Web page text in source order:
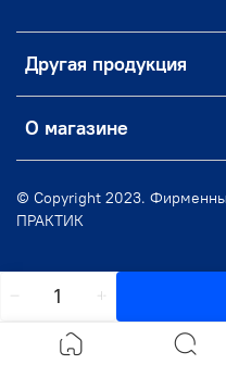
Другая продукция
О магазине
© Copyright 2023.
ПРАКТИК